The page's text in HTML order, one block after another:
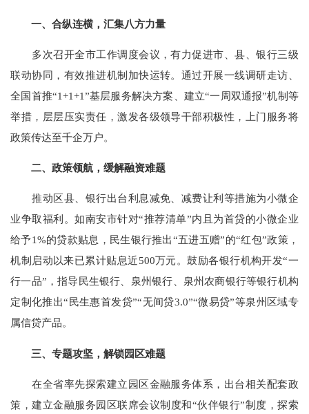
一、合纵连横，汇集八方力量
多次召开全市工作调度会议，有力促进市、县、银行三级
联动协同，有效推进机制加快运转。通过开展一线调研走访、
全国首推“1+1+1”基层服务解决方案、建立“一周双通报”机制等
举措，层层压实责任，激发各级领导干部积极性，上门服务将
政策传达至千企万户。
二、政策领航，缓解融资难题
推动区县、银行出台利息减免、减费让利等措施为小微企
业争取福利。如南安市针对“推荐清单”内且为首贷的小微企业
给予1%的贷款贴息，民生银行推出“五进五赠”的“红包”政策，
机制启动以来已累计贴息近500万元。鼓励各银行机构开发“一
行一品”，指导民生银行、泉州银行、泉州农商银行等银行机构
定制化推出“民生惠首发贷”“无间贷3.0”“微易贷”等泉州区域专
属信贷产品。
三、专题攻坚，解锁园区难题
在全省率先探索建立园区金融服务体系，出台相关配套政
策，建立金融服务园区联席会议制度和“伙伴银行”制度，探索